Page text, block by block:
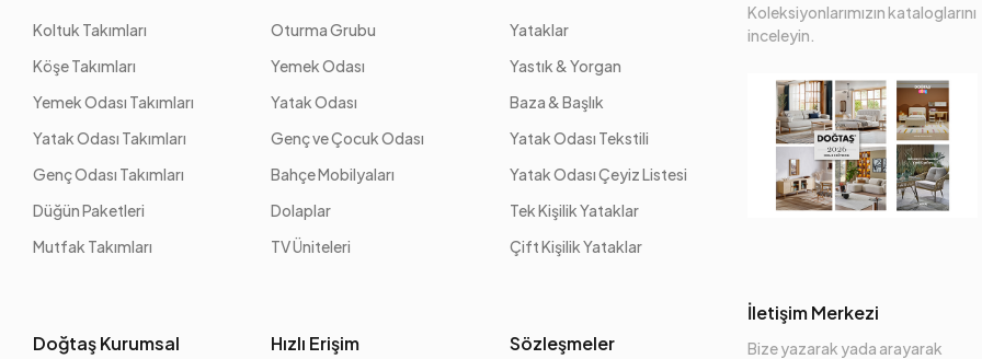
Yükseklik (mm)
Kumaş Adı
Kumaş Rengi
Ayak Malzeme-Renk
Koltuk Takımları
Köşe Takımları
Yemek Odası Takımları
Yatak Odası Takımları
Genç Odası Takımları
Düğün Paketleri
Mutfak Takımları
Oturma Grubu
Yemek Odası
Yatak Odası
Genç ve Çocuk Odası
Bahçe Mobilyaları
Dolaplar
TV Üniteleri
Yataklar
Yastık & Yorgan
Baza & Başlık
Yatak Odası Tekstili
Yatak Odası Çeyiz Listesi
Tek Kişilik Yataklar
Çift Kişilik Yataklar
Doğtaş Kurumsal Hızlı Erişim Sözleşmeler
Koleksiyonlarımızın kataloglarını
inceleyin.
İletişim Merkezi
Bize yazarak yada arayarak